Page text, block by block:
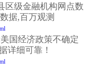
区级金融机构网点数
据,百万观测
国经济政策不确定
详细可靠！